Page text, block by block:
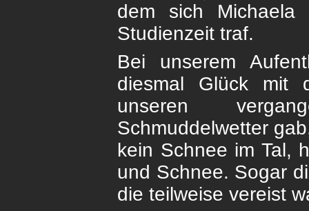
dem sich Michaela
Studienzeit traf.
Bei unserem
diesmal Glück mit
unseren
Schmuddelwetter
kein Schnee im Tal,
und Schnee. Sogar
die teilweise vereist